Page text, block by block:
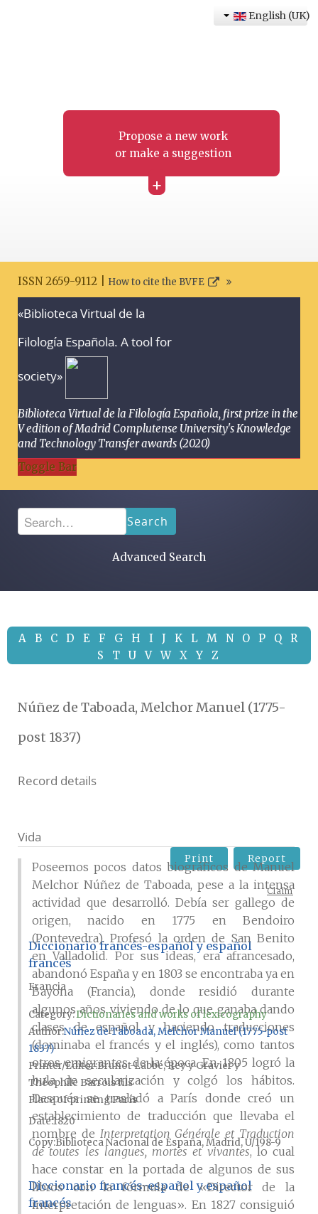
Propose a new work
or make a suggestion
+
English (UK)
ISSN 2659-9112 | How to cite the BVFE
«Biblioteca Virtual de la
Filología Española. A tool for
society»
Biblioteca Virtual de la Filología Española, first prize in the
V edition of Madrid Complutense University's Knowledge
and Technology Transfer awards (2020)
Toggle Bar
Search
Advanced Search
A B C D E F G H I J K L M N O P Q
R
S
T U V W X Y Z
Núñez de Taboada, Melchor Manuel (1775-
post 1837)
Record details
Vida
Poseemos pocos datos biográficos de Manuel
Melchor Núñez de Taboada, pese a la intensa
actividad que desarrolló. Debía ser gallego de
origen, nacido en 1775 en Bendoiro
(Pontevedra). Profesó la orden de San Benito
en Valladolid. Por sus ideas, era afrancesado,
abandonó España y en 1803 se encontraba ya en
Bayona (Francia), donde residió durante
algunos años viviendo de lo que ganaba dando
clases de español y haciendo traducciones
(dominaba el francés y el inglés), como tantos
otros emigrantes de la época. En 1805 logró la
bula de secularización y colgó los hábitos.
Después se trasladó a París donde creó un
establecimiento de traducción que llevaba el
nombre de Interpretation Générale et Traduction
de toutes les langues, mortes et vivantes, lo cual
hace constar en la portada de algunos de sus
libros con la fórmula de «Director de la
interpretación de lenguas». En 1827 consiguió
Print Report
Claim
Diccionario francés-español y español
francés
Francia
Category:Dictionaries and works of lexicography
AuthorNúñez de Taboada, Melchor Manuel (1775-post
1837)
Printer/EditorBrunot-Labbé, Rey y Gravier y
Théophile Barrois fils
Place of printingParís
Date1820
CopyBiblioteca Nacional de España, Madrid, U/198-9
Diccionario francés-español y español
francés